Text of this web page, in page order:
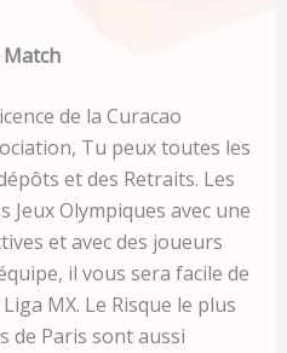
Match
de la Curacao
Tu peux toutes les
et des Retraits. Les
Jeux Olympiques avec une
et avec des joueurs
il vous sera facile de
MX. Le Risque le plus
de Paris sont aussi